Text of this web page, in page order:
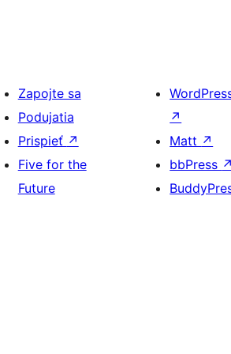
Zapojte sa
Podujatia
Prispieť ↗
Five for the
Future
↗
Matt ↗
bbPress ↗